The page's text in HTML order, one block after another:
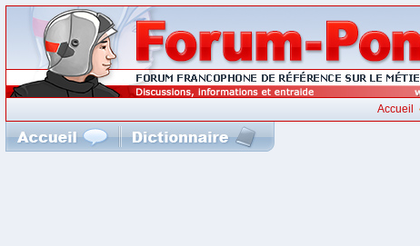
Accueil